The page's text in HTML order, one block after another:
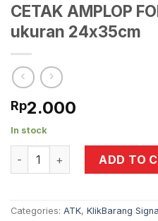
CETAK AMPLOP
ukuran 24x35cm
Rp2.000
In stock
CETAK AMPLOP FOLIO 1
ADD TO
Categories: ATK, KlikBarang